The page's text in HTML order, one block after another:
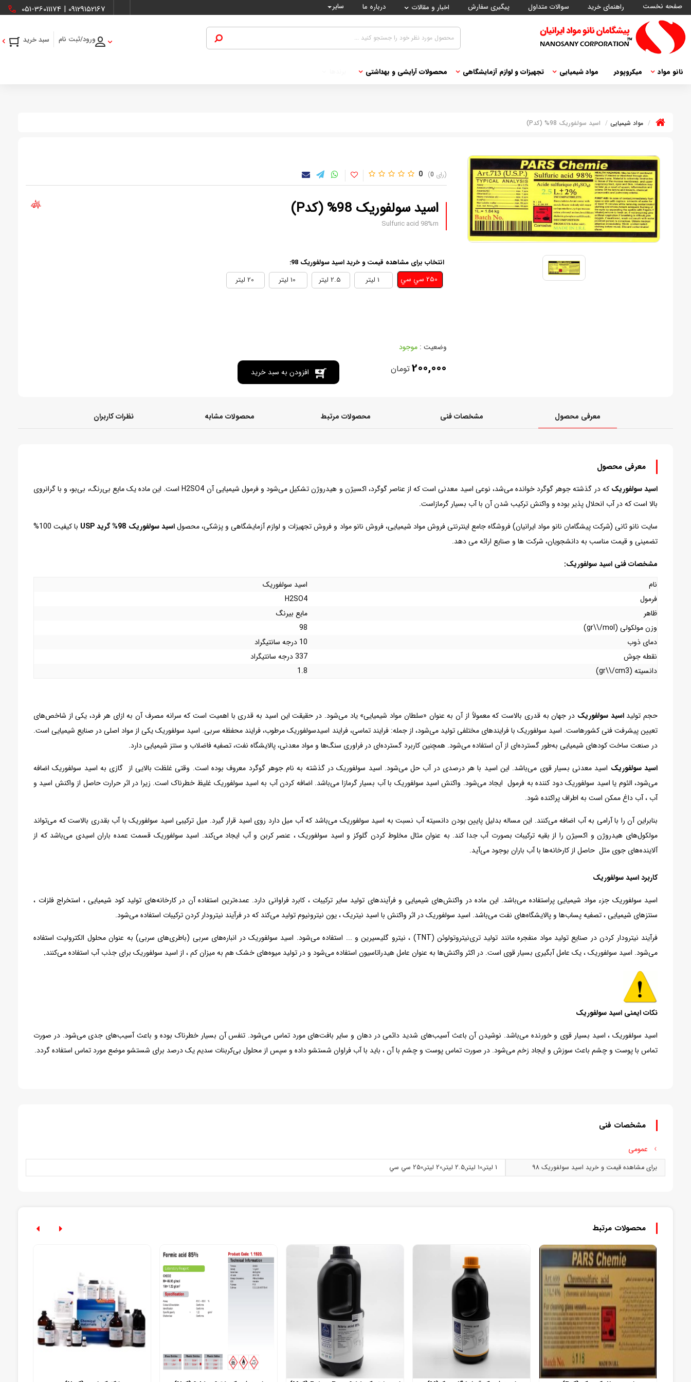
صفحه نخست راهنمای خرید سوالات متداول پیگیری سفارش اخبار و مقالات درباره ما سایر 09129152167
|
051-36011174
ورود/ثبت نام
نانو مواد میکروپودر مواد شیمیایی تجهیزات و لوازم آزمایشگاهی محصولات آرایشی و بهداشتی
مواد شیمیایی اسید سولفوریک 98% (کدP)
0 0
اسید سولفوریک 98% (کدP)
Sulfuric acid 98%rn
انتخاب برای مشاهده قیمت و خرید اسید سولفوریک 98:
وضعیت : موجود
200,000تومان افزودن به سبد خرید
معرفی محصول مشخصات فنی محصولات مرتبط محصولات مشابه نظرات کاربران
معرفی محصول
اسید سولفوریک
که در گذشته جوهر گوگرد خوانده می‌شد، نوعی اسید معدنی است که از عناصر گوگرد، اکسیژن و هیدروژن تشکیل می‌شود و فرمول شیمیایی آن H2SO4 است. این ماده یک مایع بی‌رنگ، بی‌بو، و با گرانروی
بالا است که در آب انحلال پذیر بوده و واکنش ترکیب شدن آن با آب بسیار گرمازاست.
سایت نانو ثانی (شرکت پیشگامان نانو مواد ایرانیان) فروشگاه جامع اینترنتی فروش مواد شیمیایی، فروش نانو مواد و فروش تجهیزات و لوازم آزمایشگاهی و پزشکی، محصولاسید سولفوریک 98% گرید USP
با کیفیت 100%
تضمینی و قیمت مناسب به دانشجویان، شرکت ها و صنایع ارائه می دهد.
مشخصات فنی اسید سولفوریک:
نام
اسید سولفوریک
فرمول
H2SO4
ظاهر
مایع بیرنگ
وزن مولکولی (gr\\/mol)
98
دمای ذوب
10 درجه سانتیگراد
نقطه جوش
337 درجه سانتیگراد
دانسیته (gr\\/cm3)
1.8
حجم تولیداسید سولفوریک در جهان به قدری بالاست که معمولاً از آن به عنوان «سلطان مواد شیمیایی» یاد می‌شود. در حقیقت این اسید به قدری با اهمیت است که سرانه مصرف آن به ازای هر فرد، یکی از شاخص‌های
تعیین پیشرفت فنی کشورهاست. اسید سولفوریک با فرایندهای مختلفی تولید می‌شود، از جمله: فرایند تماسی، فرایند اسیدسولفوریک مرطوب، فرایند محفظه سربی. اسید سولفوریک یکی از مواد اصلی در صنایع شیمیایی است.
در صنعت ساخت کودهای شیمیایی به‌طور گسترده‌ای از آن استفاده می‌شود. همچنین کاربرد گسترده‌ای در فراوری سنگ‌ها و مواد معدنی، پالایشگاه نفت، تصفیه فاضلاب و سنتز شیمیایی دارد.
اسید سولفوریک اسید معدنی بسیار قوی می‌باشد. این اسید با هر درصدی در آب حل می‌شود. اسید سولفوریک در گذشته به نام جوهر گوگرد معروف بوده است. وقتی غلظت بالایی از گازی به اسید سولفوریک اضافه
می‌شود، الئوم یا اسید سولفوریک دود کننده به فرمول ایجاد می‌شود. واکنش اسید سولفوریک با آب بسیار گرمازا می‌باشد. اضافه کردن آب به اسید سولفوریک غلیظ خطرناک است. زیرا در اثر حرارت حاصل از واکنش اسید و
آب ، آب داغ ممکن است به اطراف پراکنده شود.
بنابراین آن را با آرامی به آب اضافه می‌کنند. این مساله بدلیل پایین بودن دانسیته آب نسبت به اسید سولفوریک می‌باشد که آب میل دارد روی اسید قرار گیرد. میل ترکیبی اسید سولفوریک با آب بقدری بالاست که می‌تواند
مولکول‌های هیدروژن و اکسیژن را از بقیه ترکیبات بصورت آب جدا کند. به عنوان مثال مخلوط کردن گلوکز و اسید سولفوریک ، عنصر کربن و آب ایجاد می‌کند. اسید سولفوریک قسمت عمده باران اسیدی می‌باشد که از
آلاینده‌های جوی مثل حاصل از کارخانه‌ها با آب باران بوجود می‌آید.
کاربرد اسید سولفوریک
اسید سولفوریک جزء مواد شیمیایی پراستفاده می‌باشد. این ماده در واکنش‌های شیمیایی و فرآیندهای تولید سایر ترکیبات ، کابرد فراوانی دارد. عمده‌ترین استفاده آن در کارخانه‌های تولید کود شیمیایی ، استخراج فلزات ،
سنتزهای شیمیایی ، تصفیه پساب‌ها و پالایشگاه‌های نفت می‌باشد. اسید سولفوریک در اثر واکنش با اسید نیتریک ، یون نیترونیوم تولید می‌کند که در فرآیند نیترو‌دار کردن ترکیبات استفاده می‌شود.
فرآیند نیترودار کردن در صنایع تولید مواد منفجره مانند تولید تری‌نیتروتولوئن (TNT) ، نیترو گلیسیرین و ... استفاده می‌شود. اسید سولفوریک در انباره‌های سربی (باطری‌های سربی) به عنوان محلول الکترولیت استفاده
می‌شود. اسید سولفوریک ، یک عامل آبگیری بسیار قوی است. در اکثر واکنش‌ها به عنوان عامل هیدراتاسیون استفاده می‌شود و در تولید میوه‌های خشک هم به میزان کم ، از اسید سولفوریک برای جذب آب استفاده می‌کنند.
نکات ایمنی اسید سولفوریک
اسید سولفوریک ، اسید بسیار قوی و خورنده می‌باشد. نوشیدن آن باعث آسیب‌های شدید دائمی در دهان و سایر بافت‌های مورد تماس می‌شود. تنفس آن بسیار خطرناک بوده و باعث آسیب‌های جدی می‌شود. در صورت
تماس با پوست و چشم باعث سوزش و ایجاد زخم می‌شود. در صورت تماس پوست و چشم با آن ، باید با آب فراوان شستشو داده و سپس از محلول بی‌کربنات سدیم یک درصد برای شستشو موضع مورد تماس استفاده گردد.
مشخصات فنی
عمومی
برای مشاهده قیمت و خرید اسید سولفوریک 98 1 ليتر ,10 ليتر ,2.5 ليتر ,20 ليتر ,250 سي سي
محصولات مرتبط